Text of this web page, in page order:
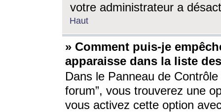
votre administrateur a
Haut
» Comment puis-je
apparaisse dans la liste
Dans le Panneau de
forum”, vous trouverez une
vous activez cette option